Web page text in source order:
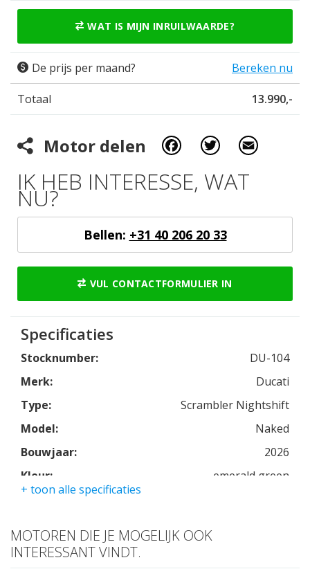
WAT IS MIJN INRUILWAARDE?
De prijs per maand? Bereken nu
Totaal 13.990,-
Motor delen Facebook Twitter
IK HEB INTERESSE, WAT
NU?
Bellen: +31 40 206 20 33
VUL CONTACTFORMULIER IN
Specificaties
Stocknumber:
DU-104
Merk:
Ducati
Type:
Scrambler Nightshift
Model:
Naked
Bouwjaar:
2026
Kleur:
emerald green
Aantal CC:
Garantie:
twee jaar
+ toon alle specificaties
MOTOREN DIE JE MOGELIJK OOK
INTERESSANT VINDT.